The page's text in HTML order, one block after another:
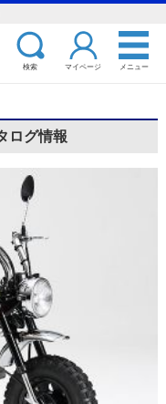
検索 マイページ メニュー
ログ情報